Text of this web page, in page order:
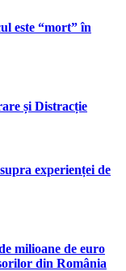
este “mort” în
și Distracție
experienței de
milioane de euro
din România